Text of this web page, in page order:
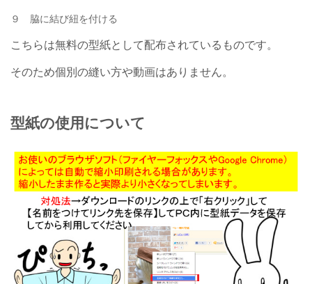
９ 脇に結び紐を付ける
こちらは無料の型紙として配布されているものです。
そのため個別の縫い方や動画はありません。
型紙の使用について